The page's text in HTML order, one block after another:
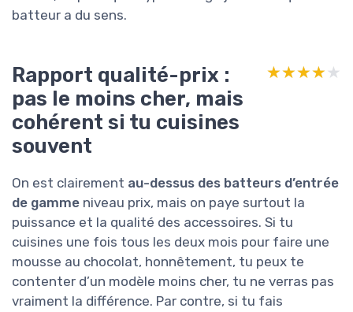
batteur a du sens.
Rapport qualité-prix :
pas le moins cher, mais
cohérent si tu cuisines
souvent
★★★★★
★★★★★
On est clairement au-dessus des batteurs d’entrée
de gamme niveau prix, mais on paye surtout la
puissance et la qualité des accessoires. Si tu
cuisines une fois tous les deux mois pour faire une
mousse au chocolat, honnêtement, tu peux te
contenter d’un modèle moins cher, tu ne verras pas
vraiment la différence. Par contre, si tu fais